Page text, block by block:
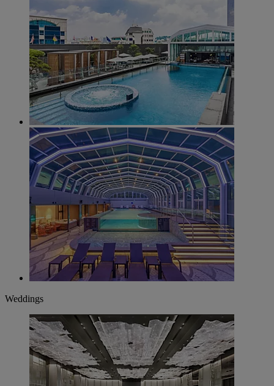
Weddings